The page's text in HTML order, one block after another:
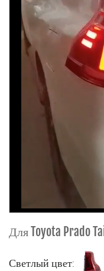
Для Toyota Prado
Светлый цвет: